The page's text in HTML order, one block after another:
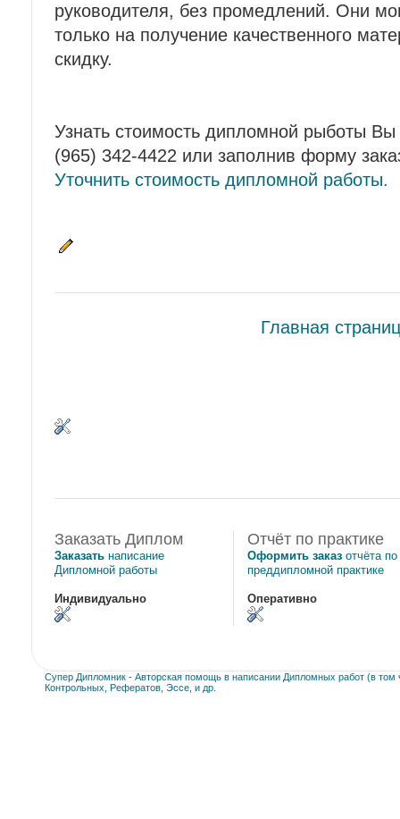
руководителя, без промедлений. Они
только на получение качественного
скидку.
Узнать стоимость дипломной рыботы
(965) 342-4422 или заполнив форму
Уточнить стоимость дипломной работы.
Главная
Заказать Диплом
Заказать написание
Дипломной работы
Индивидуально
Отчёт по практике
Оформить заказ отчёта по
преддипломной практике
Оперативно
Супер Дипломник - Авторская помощь в написании Дипломных работ (в том
Контрольных, Рефератов, Эссе, и др.